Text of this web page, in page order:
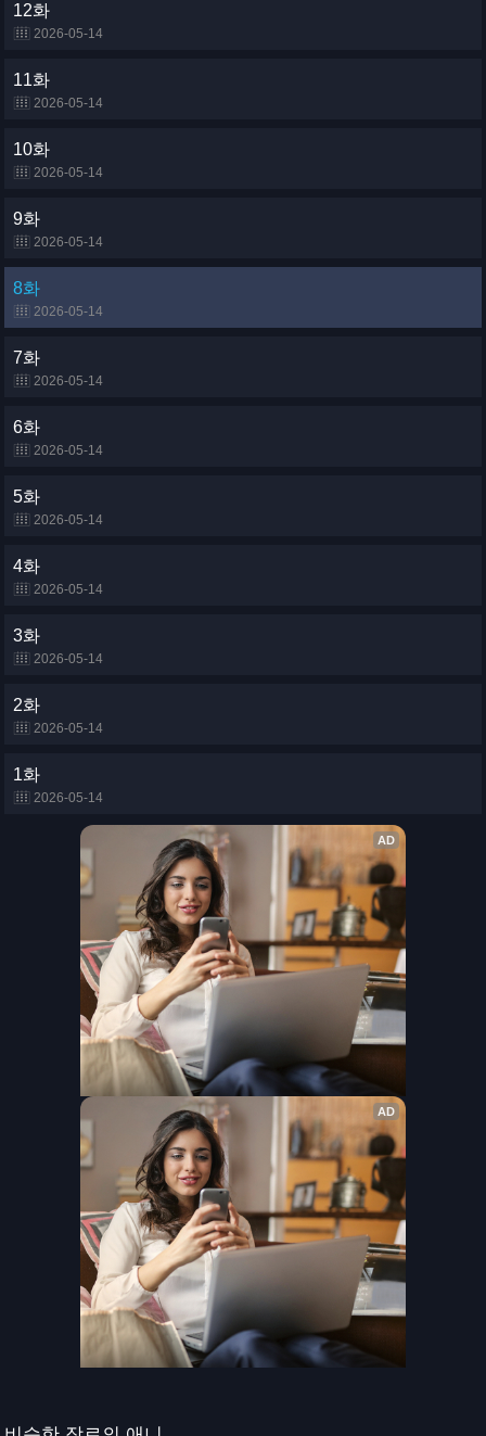
12화
2026-05-14
11화
2026-05-14
10화
2026-05-14
9화
2026-05-14
8화
2026-05-14
7화
2026-05-14
6화
2026-05-14
5화
2026-05-14
4화
2026-05-14
3화
2026-05-14
2화
2026-05-14
1화
2026-05-14